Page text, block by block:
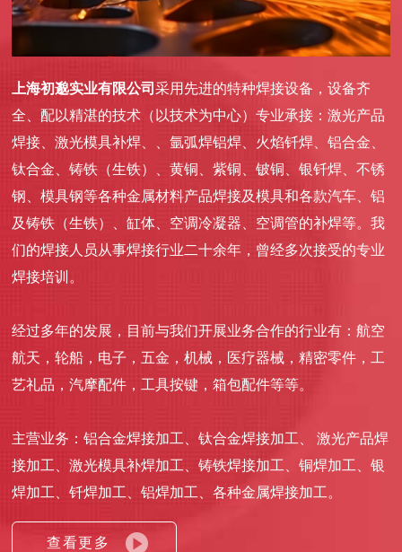
上海初邈实业有限公司采用先进的特种焊接设备，设备齐
全、配以精湛的技术（以技术为中心）专业承接：激光产品
焊接、激光模具补焊、、氩弧焊铝焊、火焰钎焊、铝合金、
钛合金、铸铁（生铁）、黄铜、紫铜、铍铜、银钎焊、不锈
钢、模具钢等各种金属材料产品焊接及模具和各款汽车、铝
及铸铁（生铁）、缸体、空调冷凝器、空调管的补焊等。我
们的焊接人员从事焊接行业二十余年，曾经多次接受的专业
焊接培训。
经过多年的发展，目前与我们开展业务合作的行业有：航空
航天，轮船，电子，五金，机械，医疗器械，精密零件，工
艺礼品，汽摩配件，工具按键，箱包配件等等。
主营业务：铝合金焊接加工、钛合金焊接加工、 激光产品焊
接加工、激光模具补焊加工、铸铁焊接加工、铜焊加工、银
焊加工、钎焊加工、铝焊加工、各种金属焊接加工。
查看更多